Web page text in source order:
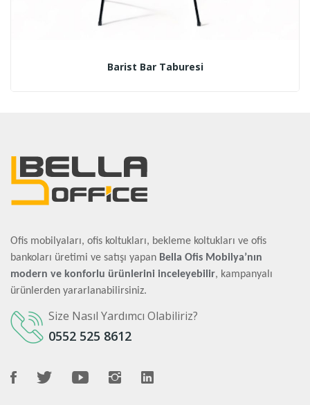
Barist Bar Taburesi
Ofis mobilyaları, ofis koltukları, bekleme koltukları ve ofis
bankoları üretimi ve satışı yapan Bella Ofis Mobilya’nın
modern ve konforlu ürünlerini inceleyebilir, kampanyalı
ürünlerden yararlanabilirsiniz.
Size Nasıl Yardımcı Olabiliriz?
0552 525 8612